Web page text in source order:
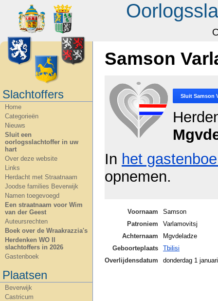
Slachtoffers
Home
Categorieën
Nieuws
Sluit een
oorlogsslachtoffer in uw
hart
Over deze website
Links
Herdacht met Straatnaam
Joodse families Beverwijk
Namen toegevoegd
Een straatnaam voor Wim
van der Geest
Auteursrechten
Boek over de Wraakrazzia's
Herdenken WO II
slachtoffers in 2026
Gastenboek
Plaatsen
Beverwijk
Castricum
Samson
Sluit Samson
In het
opnemen.
Voornaam
Samson
Patroniem
Varlamovitsj
Achternaam
Mgvdeladze
Geboorteplaats
Tbilisi
Overlijdensdatum
donderdag 1